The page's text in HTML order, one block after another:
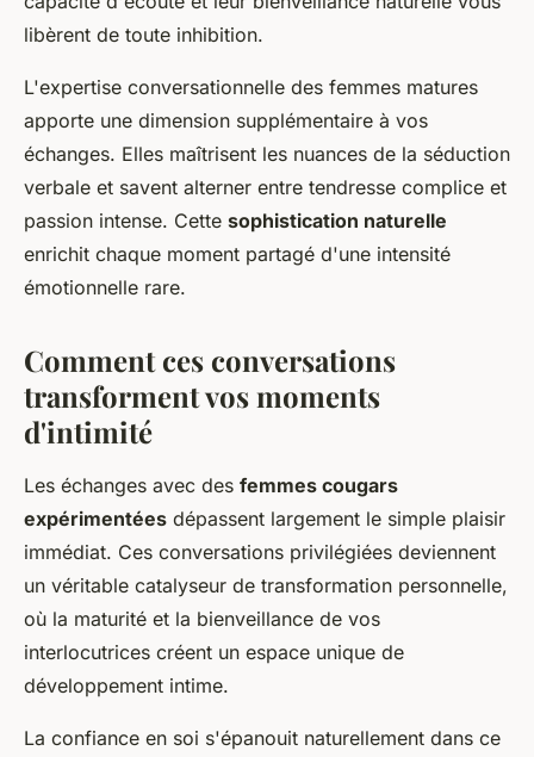
libèrent de toute inhibition.
L'expertise conversationnelle des femmes matures
apporte une dimension supplémentaire à vos
échanges. Elles maîtrisent les nuances de la séduction
verbale et savent alterner entre tendresse complice et
passion intense. Cette sophistication naturelle
enrichit chaque moment partagé d'une intensité
émotionnelle rare.
Comment ces conversations
transforment vos moments
d'intimité
Les échanges avec des femmes cougars
expérimentées dépassent largement le simple plaisir
immédiat. Ces conversations privilégiées deviennent
un véritable catalyseur de transformation personnelle,
où la maturité et la bienveillance de vos
interlocutrices créent un espace unique de
développement intime.
La confiance en soi s'épanouit naturellement dans ce